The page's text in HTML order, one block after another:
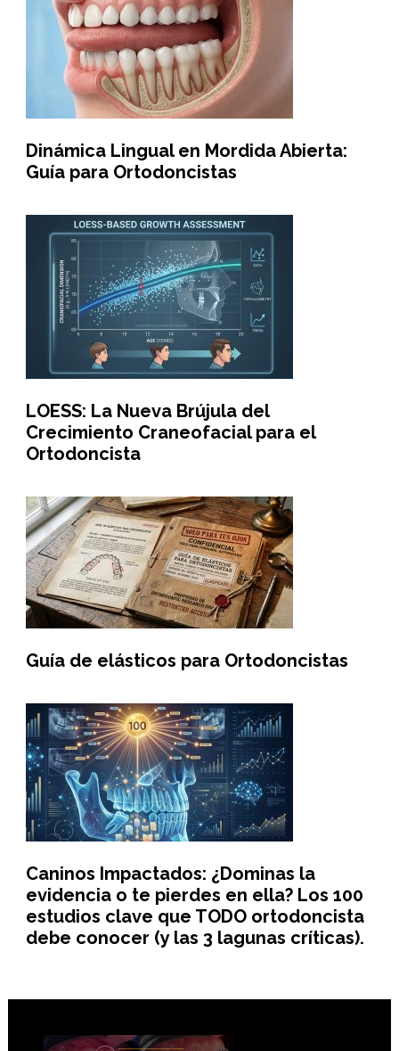
Dinámica Lingual en Mordida Abierta:
Guía para Ortodoncistas
LOESS: La Nueva Brújula del
Crecimiento Craneofacial para el
Ortodoncista
Guía de elásticos para Ortodoncistas
Caninos Impactados: ¿Dominas la
evidencia o te pierdes en ella? Los 100
estudios clave que TODO ortodoncista
debe conocer (y las 3 lagunas críticas).